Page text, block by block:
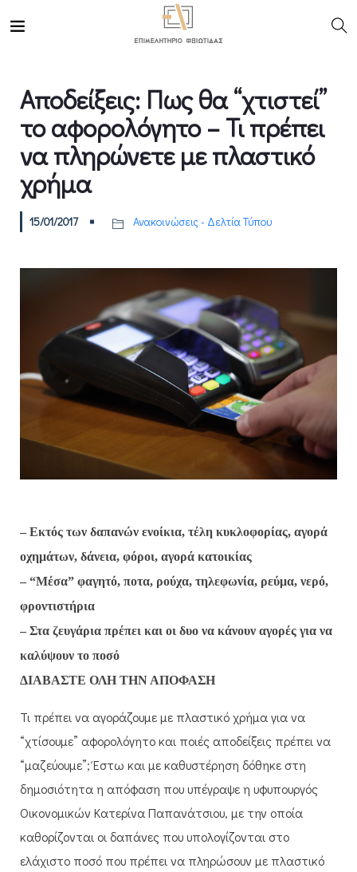
Αποδείξεις: Πως θα “χτιστεί”
το αφορολόγητο – Τι πρέπει
να πληρώνετε με πλαστικό
χρήμα
15/01/2017 Ανακοινώσεις - Δελτία Τύπου
– Εκτός των δαπανών ενοίκια, τέλη κυκλοφορίας, αγορά
οχημάτων, δάνεια, φόροι, αγορά κατοικίας
– “Μέσα” φαγητό, ποτα, ρούχα, τηλεφωνία, ρεύμα, νερό,
φροντιστήρια
– Στα ζευγάρια πρέπει και οι δυο να κάνουν αγορές για να
καλύψουν το ποσό
ΔΙΑΒΑΣΤΕ ΟΛΗ ΤΗΝ ΑΠΟΦΑΣΗ
Τι πρέπει να αγοράζουμε με πλαστικό χρήμα για να
“χτίσουμε” αφορολόγητο και ποιές αποδείξεις πρέπει να
“μαζεύουμε”; Έστω και με καθυστέρηση δόθηκε στη
δημοσιότητα η απόφαση που υπέγραψε η υφυπουργός
Οικονομικών Κατερίνα Παπανάτσιου, με την οποία
καθορίζονται οι δαπάνες που υπολογίζονται στο
ελάχιστο ποσό που πρέπει να πληρώσουν με πλαστικό